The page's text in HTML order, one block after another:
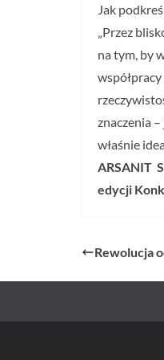
Jak
„Przez
na tym, by
znaczenia
właśnie
ARSANIT
edycji
Rewolucja